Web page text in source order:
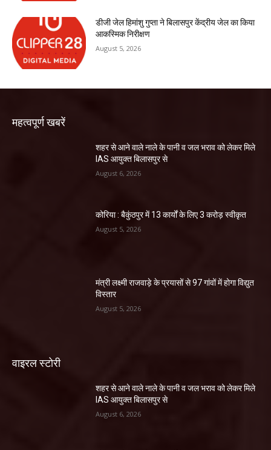
डीजी जेल हिमांशु गुप्ता ने बिलासपुर केंद्रीय जेल का किया
आकस्मिक निरीक्षण
August 5, 2026
महत्वपूर्ण खबरें
शहर से आने वाले नाले के पानी व जल भराव को लेकर मिले
IAS आयुक्त बिलासपुर से
August 6, 2026
कोरिया : बैकुंठपुर में 13 कार्यों के लिए 3 करोड़ स्वीकृत
August 5, 2026
मंत्री लक्ष्मी राजवाड़े के प्रयासों से 97 गांवों में होगा विद्युत
विस्तार
August 5, 2026
वाइरल स्टोरी
शहर से आने वाले नाले के पानी व जल भराव को लेकर मिले
IAS आयुक्त बिलासपुर से
August 6, 2026